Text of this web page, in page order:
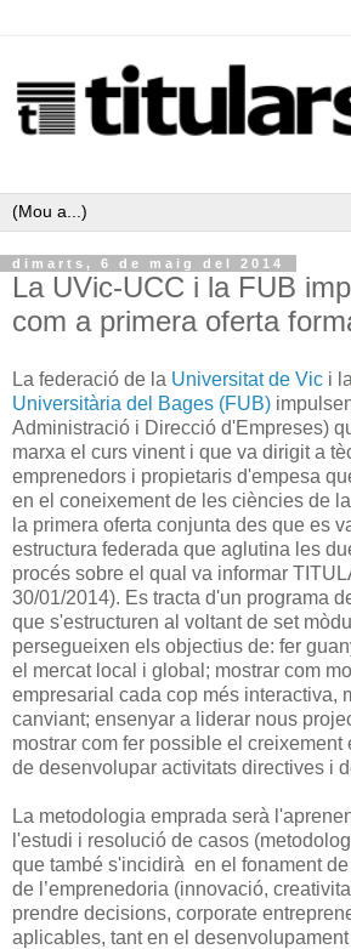
dimarts, 6 de maig del 2014
La UVic-UCC i la FUB
com a primera oferta
La federació de la Universitat de Vic i la
Universitària del Bages (FUB)
Administració i Direcció d'Empreses)
marxa el curs vinent i que va dirigit a
emprenedors i propietaris d'empesa
en el coneixement de les ciències de
la primera oferta conjunta des que es
estructura federada que aglutina les
procés sobre el qual va informar
30/01/2014). Es tracta d'un programa
que s'estructuren al voltant de set
persegueixen els objectius de: fer
el mercat local i global; mostrar com
empresarial cada cop més interactiva,
canviant; ensenyar a liderar nous
mostrar com fer possible el
de desenvolupar activitats directives i
La metodologia emprada serà
l'estudi i resolució de casos
que també s'incidirà en el fonament
de l’emprenedoria (innovació,
prendre decisions, corporate
aplicables, tant en el